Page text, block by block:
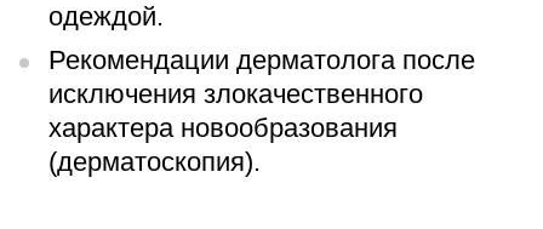
одеждой.
Рекомендации дерматолога после
исключения злокачественного
характера новообразования
(дерматоскопия).